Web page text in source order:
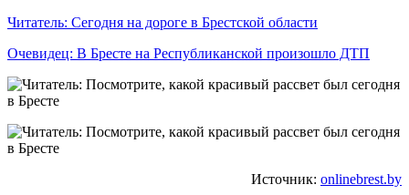
Читатель: Сегодня на дороге в Брестской области
Очевидец: В Бресте на Республиканской произошло ДТП
Источник: onlinebrest.by